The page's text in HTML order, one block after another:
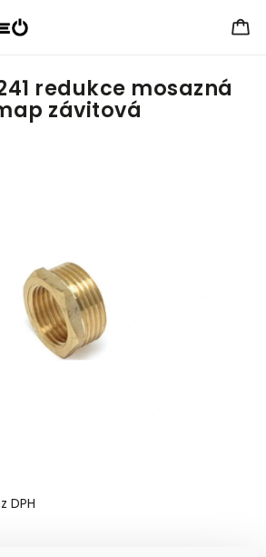
redukce mosazná
závitová
DPH